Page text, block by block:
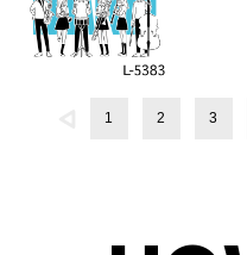
1 2 3